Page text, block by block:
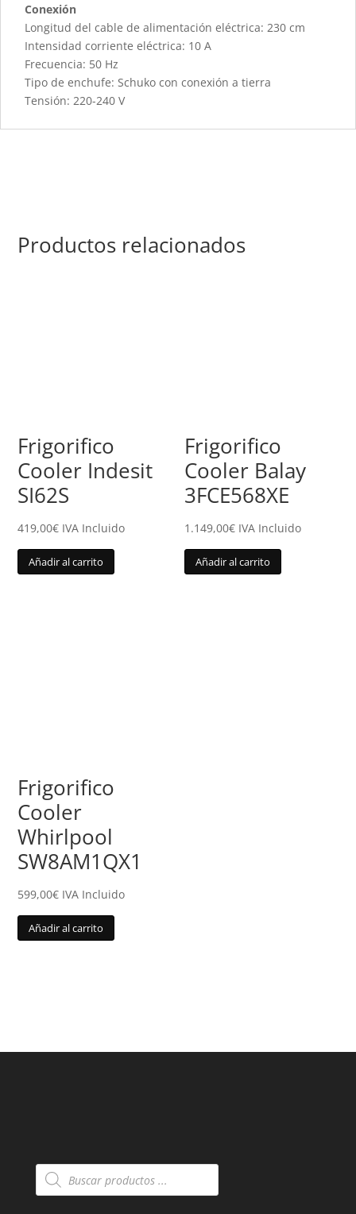
Conexión
Longitud del cable de alimentación eléctrica: 230 cm
Intensidad corriente eléctrica: 10 A
Frecuencia: 50 Hz
Tipo de enchufe: Schuko con conexión a tierra
Tensión: 220-240 V
Productos relacionados
Frigorifico
Cooler Indesit
SI62S
419,00€ IVA Incluido
Añadir al carrito
Frigorifico
Cooler Balay
3FCE568XE
1.149,00€ IVA Incluido
Añadir al carrito
Frigorifico
Cooler
Whirlpool
SW8AM1QX1
599,00€ IVA Incluido
Añadir al carrito
Búsqueda
de